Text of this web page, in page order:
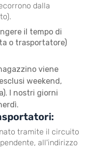
dalla
il tempo di
o trasportatore)
viene
weekend,
I nostri giorni
tramite il circuito
all'indirizzo